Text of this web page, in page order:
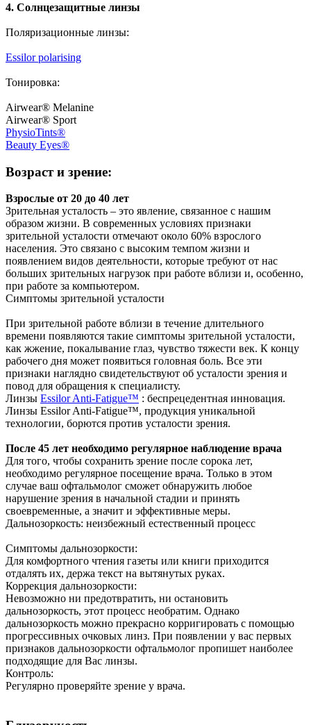
4. Солнцезащитные линзы
Поляризационные линзы:
Essilor polarising
Тонировка:
Airwear® Melanine
Airwear® Sport
PhysioTints®
Beauty Eyes®
Возраст и зрение:
Взрослые от 20 до 40 лет
Зрительная усталость – это явление, связанное с нашим
образом жизни. В современных условиях признаки
зрительной усталости отмечают около 60% взрослого
населения. Это связано с высоким темпом жизни и
появлением видов деятельности, которые требуют от нас
больших зрительных нагрузок при работе вблизи и, особенно,
при работе за компьютером.
Симптомы зрительной усталости
При зрительной работе вблизи в течение длительного
времени появляются такие симптомы зрительной усталости,
как жжение, покалывание глаз, чувство тяжести век. К концу
рабочего дня может появиться головная боль. Все эти
признаки наглядно свидетельствуют об усталости зрения и
повод для обращения к специалисту.
Линзы Essilor Anti-Fatigue™ : беспрецедентная инновация.
Линзы Essilor Anti-Fatigue™, продукция уникальной
технологии, борются против усталости зрения.
После 45 лет необходимо регулярное наблюдение врача
Для того, чтобы сохранить зрение после сорока лет,
необходимо регулярное посещение врача. Только в этом
случае ваш офтальмолог сможет обнаружить любое
нарушение зрения в начальной стадии и принять
своевременные, а значит и эффективные меры.
Дальнозоркость: неизбежный естественный процесс
Симптомы дальнозоркости:
Для комфортного чтения газеты или книги приходится
отдалять их, держа текст на вытянутых руках.
Коррекция дальнозоркости:
Невозможно ни предотвратить, ни остановить
дальнозоркость, этот процесс необратим. Однако
дальнозоркость можно прекрасно корригировать с помощью
прогрессивных очковых линз. При появлении у вас первых
признаков дальнозоркости офтальмолог пропишет наиболее
подходящие для Вас линзы.
Контроль:
Регулярно проверяйте зрение у врача.